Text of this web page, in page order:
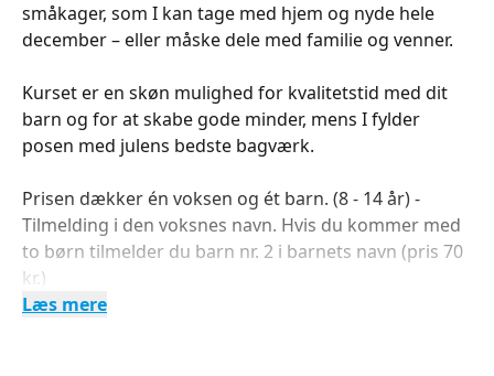
småkager, som I kan tage med hjem og nyde hele
december – eller måske dele med familie og venner.
Kurset er en skøn mulighed for kvalitetstid med dit
barn og for at skabe gode minder, mens I fylder
posen med julens bedste bagværk.
Prisen dækker én voksen og ét barn. (8 - 14 år) -
Tilmelding i den voksnes navn. Hvis du kommer med
to børn tilmelder du barn nr. 2 i barnets navn (pris 70
kr.)
Læs mere